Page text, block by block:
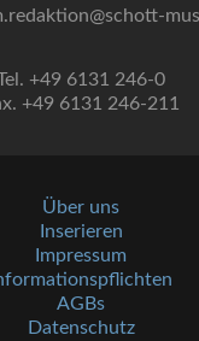
+49 6131 246-0
+49 6131 246-211
Über uns
Inserieren
Impressum
AGBs
Datenschutz